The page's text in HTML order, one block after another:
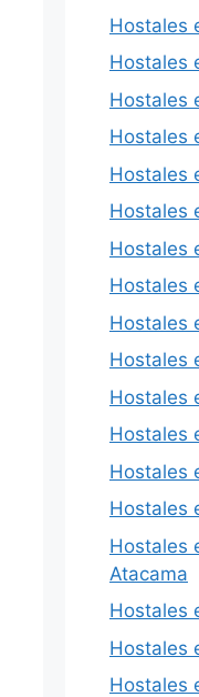
Hostales
Hostales
Hostales
Hostales
Hostales
Hostales
Hostales
Hostales
Hostales
Hostales
Hostales
Hostales
Hostales
Hostales
Hostales
Atacama
Hostales
Hostales
Hostales